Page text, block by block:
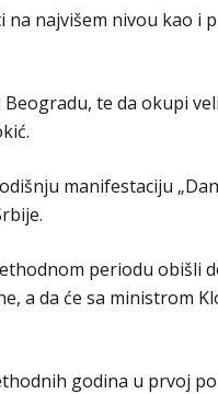
na najvišem nivou kao
te da okupi
manifestaciju
periodu obišli
a da će sa ministrom
godina u prvoj